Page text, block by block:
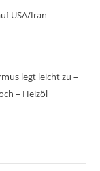
USA/Iran-
legt leicht zu –
– Heizöl